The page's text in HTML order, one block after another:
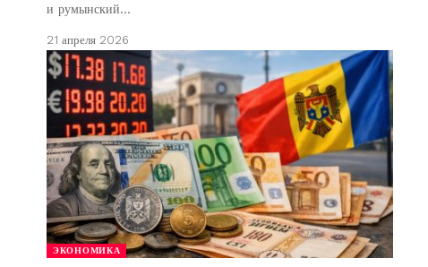
и румынский…
21 апреля 2026
ЭКОНОМИКА